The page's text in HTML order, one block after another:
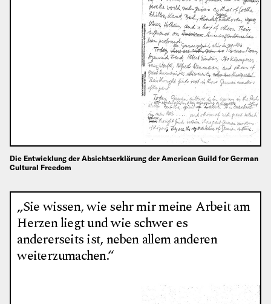
Die Entwicklung der Absichtserklärung der American Guild for German
Cultural Freedom
„Sie wissen, wie sehr mir meine Arbeit am
Herzen liegt und wie schwer es
andererseits ist, neben allem anderen
weiterzumachen.“